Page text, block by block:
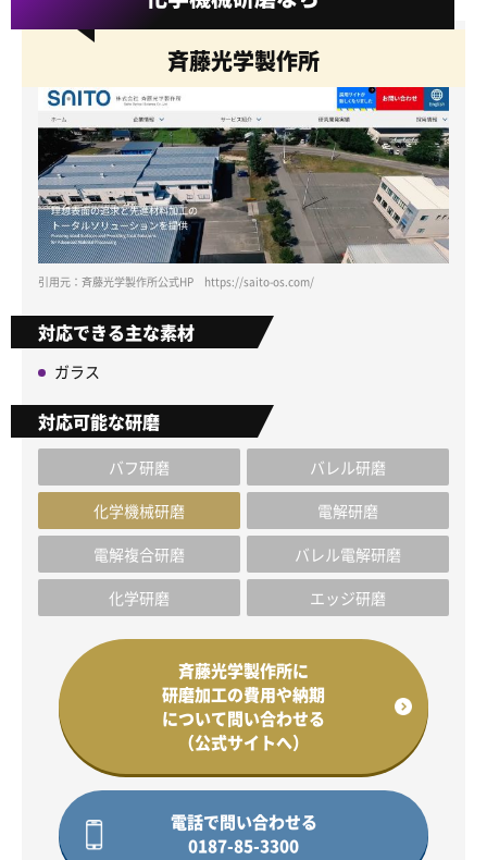
斉藤光学製作所
引用元：斉藤光学製作所公式HP https://saito-os.com/
対応できる主な素材
ガラス
対応可能な研磨
バフ研磨
バレル研磨
化学機械研磨
電解研磨
電解複合研磨
バレル電解研磨
化学研磨
エッジ研磨
斉藤光学製作所に
研磨加工の費用や納期
について問い合わせる
（公式サイトへ）
電話で問い合わせる
0187-85-3300